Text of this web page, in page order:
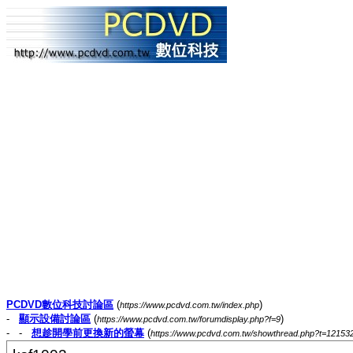
PCDVD數位科技討論區 (https://www.pcdvd.com.tw/index.php)
- 顯示設備討論區 (https://www.pcdvd.com.tw/forumdisplay.php?f=9)
- - 想趁開學前更換新的螢幕 (https://www.pcdvd.com.tw/